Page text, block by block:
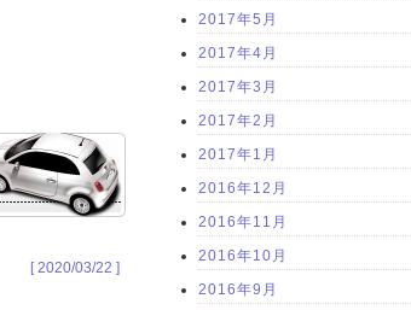
[ 2020/03/22 ]
2017年5月
2017年4月
2017年3月
2017年2月
2017年1月
2016年12月
2016年11月
2016年10月
2016年9月